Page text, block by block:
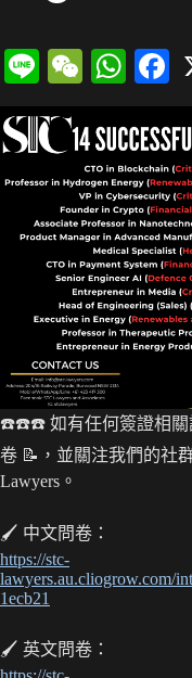
Li
ne
W
e
C
ha
t
W
ha
ts
A
pp
☎️☎️☎️ 如有任何簽證相關
卷 📝，並關注我們的社
Lawyers。
🖌 中文問卷：
https://stc-
lawyers.au.cliogrow.com/
1ecb21
🖌 英文問卷：